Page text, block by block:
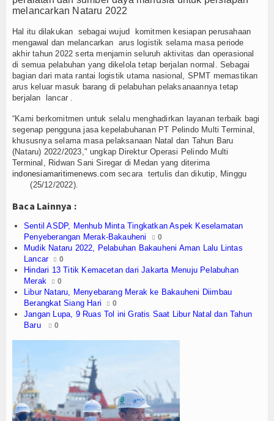
Perhubungan
Religi
Opini
Politik
Seni & Budaya
Sorot
Tauziah
Tokoh
Wisata
TV
Channel
melancarkan Nataru 2022
Hal itu dilakukan sebagai wujud komitmen kesiapan perusahaan
mengawal dan melancarkan arus logistik selama masa periode
akhir tahun 2022 serta menjamin seluruh aktivitas dan operasional
di semua pelabuhan yang dikelola tetap berjalan normal. Sebagai
bagian dari mata rantai logistik utama nasional, SPMT memastikan
arus keluar masuk barang di pelabuhan pelaksanaannya tetap
berjalan lancar .
“Kami berkomitmen untuk selalu menghadirkan layanan terbaik bagi
segenap pengguna jasa kepelabuhanan PT Pelindo Multi Terminal,
khususnya selama masa pelaksanaan Natal dan Tahun Baru
(Nataru) 2022/2023," ungkap Direktur Operasi Pelindo Multi
Terminal, Ridwan Sani Siregar di Medan yang diterima
indonesiamaritimenews.com secara tertulis dan dikutip, Minggu
(25/12/2022).
Baca Lainnya :
Sentil ASDP, Menhub Minta Tingkatkan Aspek Keselamatan
Penyeberangan Merak-Bakauheni
0
Mudik Nataru 2022, Pelabuhan Bakauheni Aman Lalu Lintas
Lancar
0
Hindari 13 Titik Kemacetan dari Jakarta Menuju Pelabuhan
Merak
0
Libur Nataru, Menyebarang Merak ke Bakauheni Diimbau
Berangkat Siang Hari
0
Jangan Lupa, 9 Ruas Tol ini Gratis Saat Libur Natal dan Tahun
Baru
0